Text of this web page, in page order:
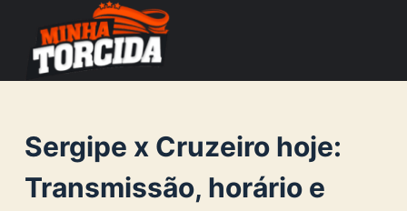
o
c
Sergipe x Cruzeiro hoje:
Transmissão, horário e